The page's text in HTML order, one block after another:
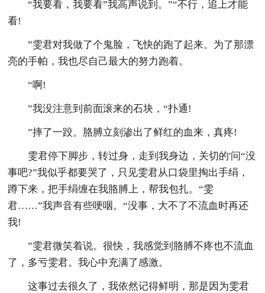
“我要看，我要看”我高声说到。”“不行，追上才能
看!
”雯君对我做了个鬼脸，飞快的跑了起来。为了那漂
亮的手帕，我也尽自己最大的努力跑着。
“啊!
”我没注意到前面滚来的石块，“扑通!
”摔了一跤。胳膊立刻渗出了鲜红的血来，真疼!
雯君停下脚步，转过身，走到我身边，关切的'问“没
事吧?”我似乎都要哭了，只见雯君从口袋里掏出手绢，
蹲下来，把手绢缠在我胳膊上，帮我包扎。“雯
君……”我声音有些哽咽。“没事，大不了不流血时再还
我!
”雯君微笑着说。很快，我感觉到胳膊不疼也不流血
了，多亏雯君。我心中充满了感激。
这事过去很久了，我依然记得鲜明，那是因为雯君